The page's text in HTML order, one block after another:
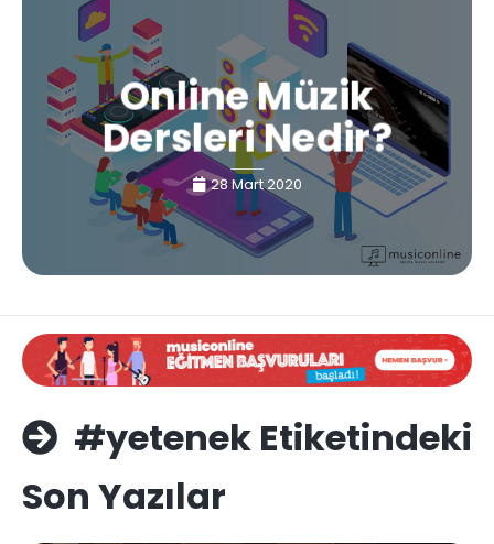
Online Müzik
Dersleri Nedir?
28 Mart 2020
#yetenek Etiketindeki
Son Yazılar